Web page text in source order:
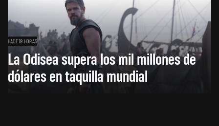
HACE 19 HORAS
La Odisea supera los mil millones de
dólares en taquilla mundial